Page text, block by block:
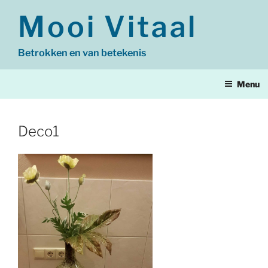
inhoud
Mooi Vitaal
Betrokken en van betekenis
Menu
Deco1